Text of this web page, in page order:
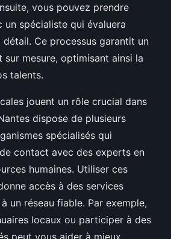
vous pouvez prendre
un spécialiste qui évaluera
Ce processus garantit un
sur mesure, optimisant ainsi la
talents.
jouent un rôle crucial dans
dispose de plusieurs
spécialisés qui
contact avec des experts en
humaines. Utiliser ces
accès à des services
un réseau fiable. Par exemple,
locaux ou participer à des
peut vous aider à mieux